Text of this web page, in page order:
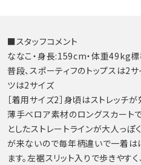
■スタッフコメント
ななこ・身長:159cm・体重49kg
普段、スポーティフのトップスは2サ
ツは2サイズ
［着用サイズ2］身頃はストレッチ
薄手ベロア素材のロングスカートで
としたストレートラインが大人っぽ
が来ないので毎年柄違いで一着は
ます。左裾スリット入りで歩きやす